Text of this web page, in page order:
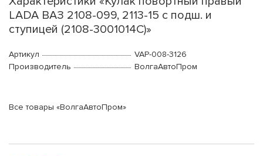
LADA ВАЗ 2108-099, 2113-15 с подш. и
ступицей (2108-3001014С)»
Артикул
VAP-008-3126
Производитель
ВолгаАвтоПром
Все товары «ВолгаАвтоПром»